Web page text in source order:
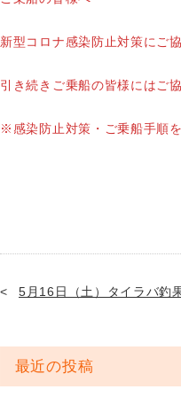
新型コロナ感染防止対策にご
引き続きご乗船の皆様にはご
※感染防止対策・ご乗船手順
5月16日（土）タイラバ釣
最近の投稿